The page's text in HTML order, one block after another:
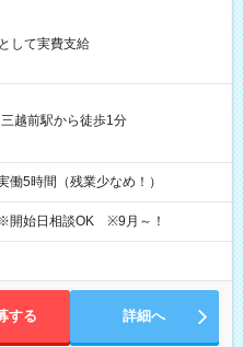
して実費支給
三越前駅から徒歩1分
5時間（残業少なめ！）
始日相談OK ※9月～！
する 詳細へ